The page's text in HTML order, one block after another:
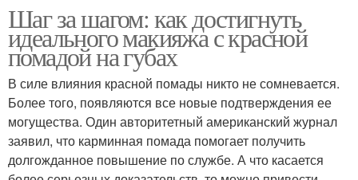
Шаг за шагом: как достигнуть
идеального макияжа с красной
помадой на губах
В силе влияния красной помады никто не сомневается.
Более того, появляются все новые подтверждения ее
могущества. Один авторитетный американский журнал
заявил, что карминная помада помогает получить
долгожданное повышение по службе. А что касается